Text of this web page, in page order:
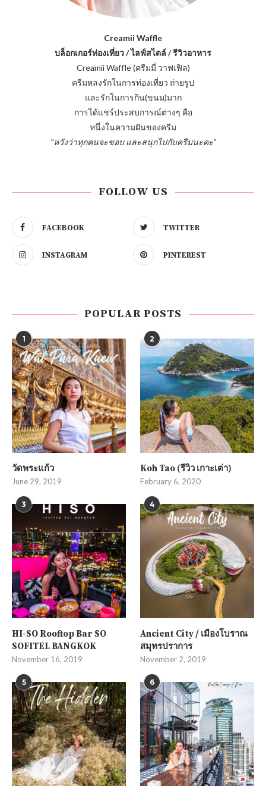
Creamii Waffle
บล็อกเกอร์ท่องเที่ยว / ไลฟ์สไตล์ / รีวิวอาหาร
Creamii Waffle (ครีมมี่ วาฟเฟิล)
ครีมหลงรักในการท่องเที่ยว ถ่ายรูป
และรักในการกิน(ขนม)มาก
การได้แชร์ประสบการณ์ต่างๆ คือ
หนึ่งในความฝันของครีม
"หวังว่าทุกคนจะชอบ และสนุกไปกับครีมนะคะ"
FOLLOW US
FACEBOOK TWITTER
INSTAGRAM PINTEREST
POPULAR POSTS
1
วัดพระแก้ว
June 29, 2019
2
Koh Tao (รีวิว เกาะเต่า)
February 6, 2020
3
HI-SO Rooftop Bar SO
SOFITEL BANGKOK
November 16, 2019
4
Ancient City / เมืองโบราณ
สมุทรปราการ
November 2, 2019
5 6